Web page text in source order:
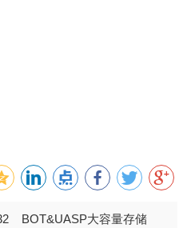
BOT&UASP大容量存储